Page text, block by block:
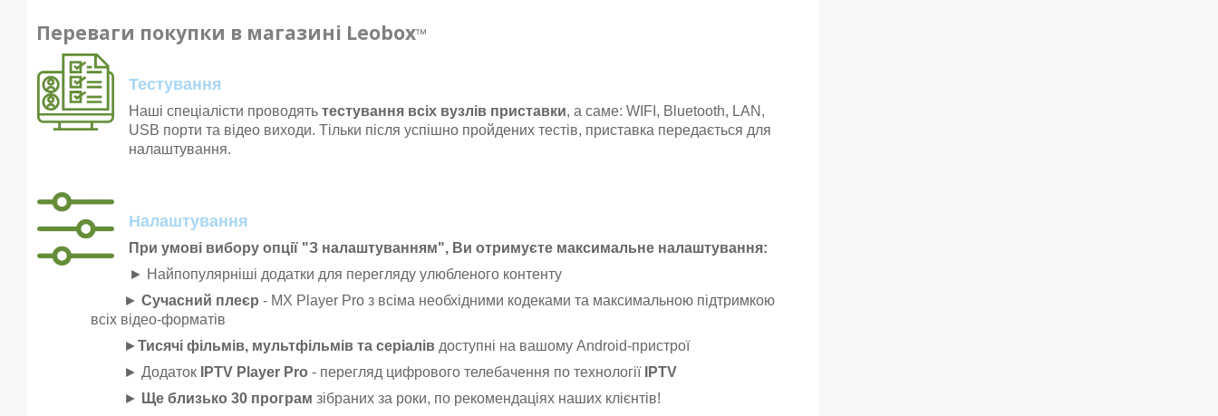
Переваги покупки в магазині Leobox™
Тестування
Наші спеціалісти проводять тестування всіх вузлів приставки, а саме: WIFI, Bluetooth, LAN,
USB порти та відео виходи. Тільки після успішно пройдених тестів, приставка передається для
налаштування.
Налаштування
При умові вибору опції "З налаштуванням", Ви отримуєте максимальне налаштування:
► Найпопулярніші додатки для перегляду улюбленого контенту
► Сучасний плеєр - MX Player Pro з всіма необхідними кодеками та максимальною підтримкою
всіх відео-форматів
► Тисячі фільмів, мультфільмів та серіалів доступні на вашому Android-пристрої
► Додаток
IPTV Player Pro - перегляд цифрового телебачення по технології IPTV
►
Ще близько 30 програм зібраних за роки, по рекомендаціях наших клієнтів!